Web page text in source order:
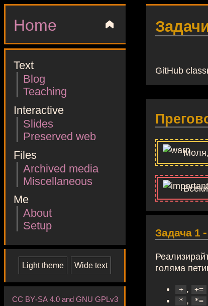
Home ▲
Text
Blog
Teaching
Interactive
Slides
Preserved web
Files
Archived media
Miscellaneous
Me
About
Setup
Lighttheme Wide text
CC BY-SA 4.0 and GNU GPLv3
GitHub
Моля,
Задача 1
голяма
+ +=
*
*=